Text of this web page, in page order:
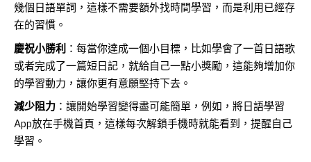
幾個日語單詞，這樣不需要額外找時間學習，而是利用已經存
在的習慣。
慶祝小勝利 ：每當你達成一個小目標，比如學會了一首日語歌
或者完成了一篇短日記，就給自己一點小獎勵，這能夠增加你
的學習動力，讓你更有意願堅持下去。
減少阻力 ：讓開始學習變得盡可能簡單，例如，將日語學習
App放在手機首頁，這樣每次解鎖手機時就能看到，提醒自己
學習。